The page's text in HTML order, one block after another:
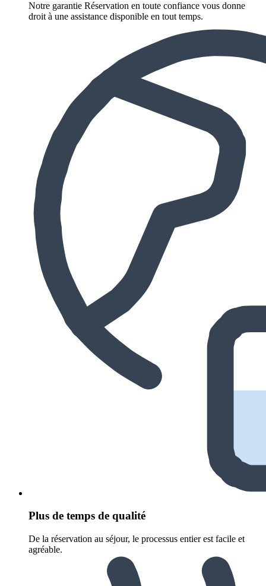
Notre garantie Réservation en toute confiance vous donne
droit à une assistance disponible en tout temps.
Plus de temps de qualité
De la réservation au séjour, le processus entier est facile et
agréable.